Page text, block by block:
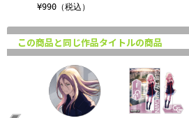
¥990（税込）
この商品と同じ作品タイトルの商品